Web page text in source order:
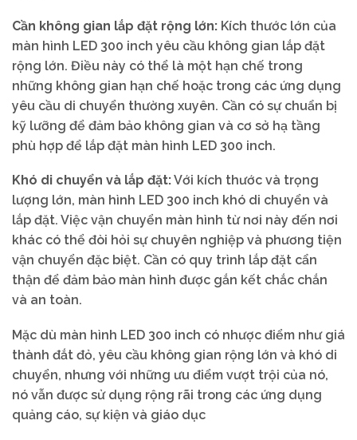
Cần không gian lắp đặt rộng lớn: Kích thước lớn của
màn hình LED 300 inch yêu cầu không gian lắp đặt
rộng lớn. Điều này có thể là một hạn chế trong
những không gian hạn chế hoặc trong các ứng dụng
yêu cầu di chuyển thường xuyên. Cần có sự chuẩn bị
kỹ lưỡng để đảm bảo không gian và cơ sở hạ tầng
phù hợp để lắp đặt màn hình LED 300 inch.
Khó di chuyển và lắp đặt:Với kích thước và trọng
lượng lớn, màn hình LED 300 inch khó di chuyển và
lắp đặt. Việc vận chuyển màn hình từ nơi này đến nơi
khác có thể đòi hỏi sự chuyên nghiệp và phương tiện
vận chuyển đặc biệt. Cần có quy trình lắp đặt cẩn
thận để đảm bảo màn hình được gắn kết chắc chắn
và an toàn.
Mặc dù màn hình LED 300 inch có nhược điểm như giá
thành đắt đỏ, yêu cầu không gian rộng lớn và khó di
chuyển, nhưng với những ưu điểm vượt trội của nó,
nó vẫn được sử dụng rộng rãi trong các ứng dụng
quảng cáo, sự kiện và giáo dục